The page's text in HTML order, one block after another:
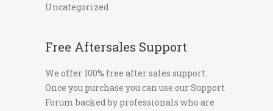
Uncategorized
Free Aftersales Support
We offer 100% free after sales support.
Once you purchase you can use ourSupport
Forumbacked by professionals who are